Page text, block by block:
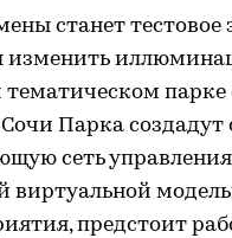
станет тестовое
изменить
тематическом
Парка создадут
сеть
виртуальной
предстоит